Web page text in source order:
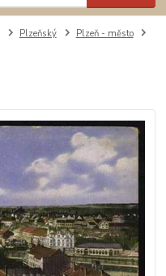
Plzeňský
Plzeň - město